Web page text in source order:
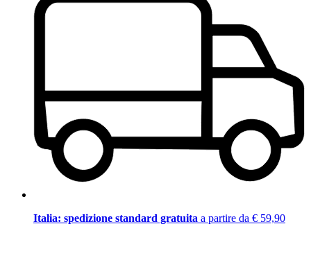
Italia: spedizione standard gratuita a partire da € 59,90